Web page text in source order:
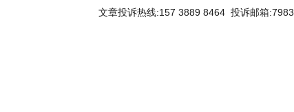
文章投诉热线:157 3889 8464 投诉邮箱